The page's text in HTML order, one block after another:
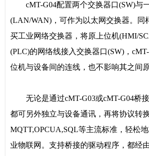
cMT-G04配置两个交换器口(SW)与
(LAN/WAN)，可作为以太网交换器。同
买工业网络交换器，将原上位机(HMI/
(PLC)的网络线接入交换器口(SW)，
位机与设备间的连线，也不影响其之间
无论是通过cMT-G03或cMT-G04桥
都可另外独立与设备通讯，再将协议转
MQTT,OPCUA,SQL等主流标准，轻松
业物联网。支持桥接的驱动程序，都经